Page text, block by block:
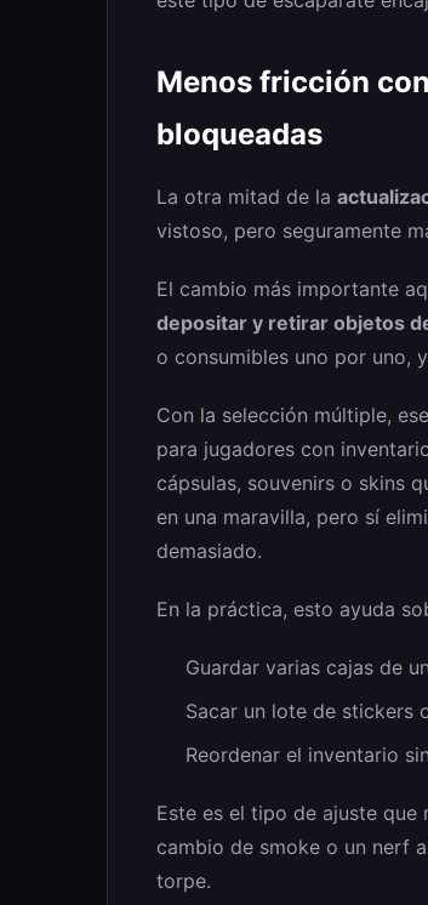
Menos fricción
bloqueadas
La otra mitad de la
vistoso, pero seguramente
El cambio más importante
depositar y retirar objetos
o consumibles uno por uno,
Con la selección múltiple,
para jugadores con
cápsulas, souvenirs o skins
en una maravilla, pero sí
demasiado.
En la práctica, esto ayuda
Guardar varias cajas de
Sacar un lote de stickers
Reordenar el inventario
Este es el tipo de ajuste que
cambio de smoke o un nerf
torpe.